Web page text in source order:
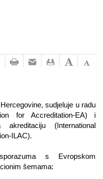
sudjeluje u radu
for Accreditation-EA) i
(International
ILAC).
s Evropskom
šemama: